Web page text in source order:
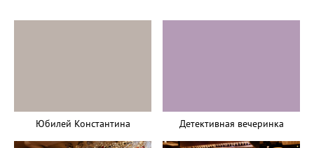
Юбилей Константина Детективная вечеринка